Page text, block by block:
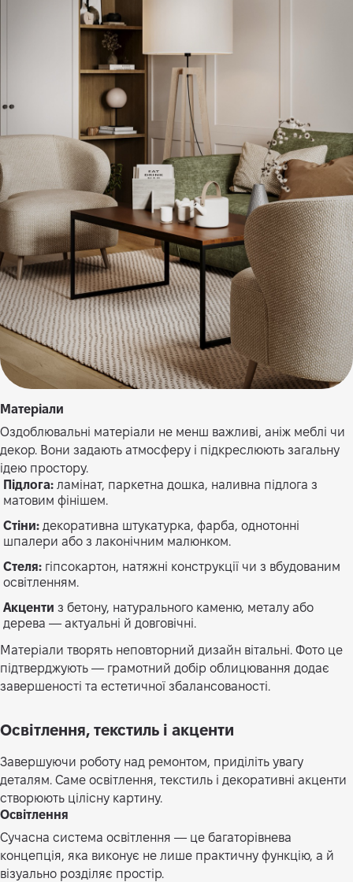
Матеріали
Оздоблювальні матеріали не менш важливі, аніж меблі чи
декор. Вони задають атмосферу і підкреслюють загальну
ідею простору.
Підлога: ламінат, паркетна дошка, наливна підлога з
матовим фінішем.
Стіни: декоративна штукатурка, фарба, однотонні
шпалери або з лаконічним малюнком.
Стеля: гіпсокартон, натяжні конструкції чи з вбудованим
освітленням.
Акценти з бетону, натурального каменю, металу або
дерева — актуальні й довговічні.
Матеріали творять неповторний дизайн вітальні. Фото це
підтверджують — грамотний добір облицювання додає
завершеності та естетичної збалансованості.
Освітлення, текстиль і акценти
Завершуючи роботу над ремонтом, приділіть увагу
деталям. Саме освітлення, текстиль і декоративні акценти
створюють цілісну картину.
Освітлення
Сучасна система освітлення — це багаторівнева
концепція, яка виконує не лише практичну функцію, а й
візуально розділяє простір.